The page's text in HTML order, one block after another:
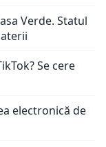
Verde. Statul
Se cere
electronică de